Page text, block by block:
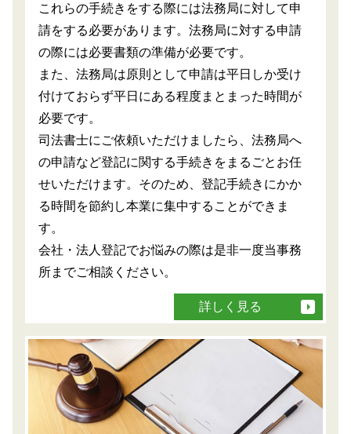
これらの手続きをする際には法務局に対して申
請をする必要があります。法務局に対する申請
の際には必要書類の準備が必要です。
また、法務局は原則として申請は平日しか受け
付けておらず平日にある程度まとまった時間が
必要です。
司法書士にご依頼いただけましたら、法務局へ
の申請など登記に関する手続きをまるごとお任
せいただけます。そのため、登記手続きにかか
る時間を節約し本業に集中することができま
す。
会社・法人登記でお悩みの際は是非一度当事務
所までご相談ください。
詳しく見る